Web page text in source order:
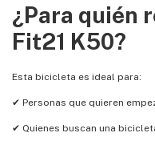
¿Para quién
Fit21 K50?
Esta bicicleta es ideal para:
✔ Personas que quieren
✔ Quienes buscan una